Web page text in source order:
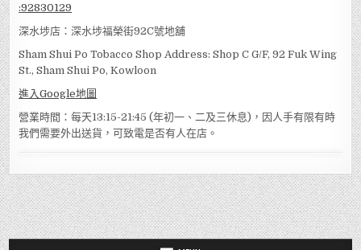
:92830129
深水埗店：深水埗福榮街92C號地舖
Sham Shui Po Tobacco Shop Address: Shop C G/F, 92 Fuk Wing
St., Sham Shui Po, Kowloon
進入Google地圖
營業時間：每天13:15-21:45 (年初一、二及三休息)，因人手有限有時
我們需要外出送貨，可致電是否有人在店。